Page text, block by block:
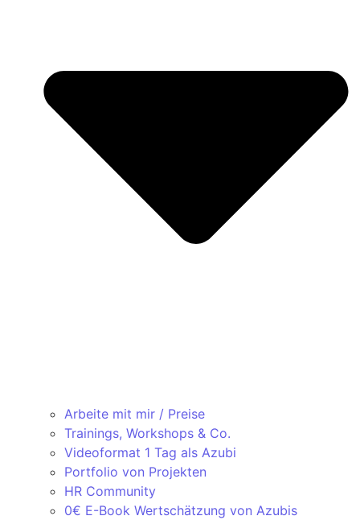
Arbeite mit mir / Preise
Trainings, Workshops & Co.
Videoformat 1 Tag als Azubi
Portfolio von Projekten
HR Community
0€ E-Book Wertschätzung von Azubis